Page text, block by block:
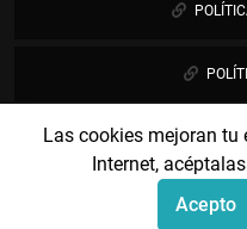
Las cookies mejoran tu
Internet,
Acepto